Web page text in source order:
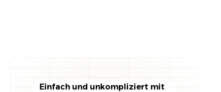
Einfach und unkompliziert mit